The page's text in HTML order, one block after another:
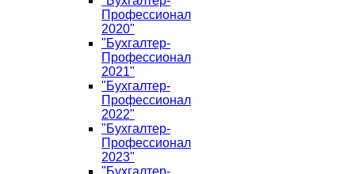
Профессионал
2020"
"Бухгалтер-
Профессионал
2021"
"Бухгалтер-
Профессионал
2022"
"Бухгалтер-
Профессионал
2023"
"Бухгалтер-